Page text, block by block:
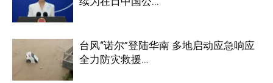
台风“诺尔”登陆华南 多地启动应急响应
全力防灾救援...